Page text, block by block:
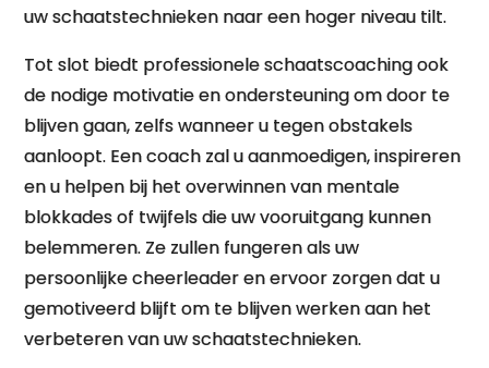
uw schaatstechnieken naar een hoger niveau tilt.
Tot slot biedt professionele schaatscoaching ook
de nodige motivatie en ondersteuning om door te
blijven gaan, zelfs wanneer u tegen obstakels
aanloopt. Een coach zal u aanmoedigen, inspireren
en u helpen bij het overwinnen van mentale
blokkades of twijfels die uw vooruitgang kunnen
belemmeren. Ze zullen fungeren als uw
persoonlijke cheerleader en ervoor zorgen dat u
gemotiveerd blijft om te blijven werken aan het
verbeteren van uw schaatstechnieken.